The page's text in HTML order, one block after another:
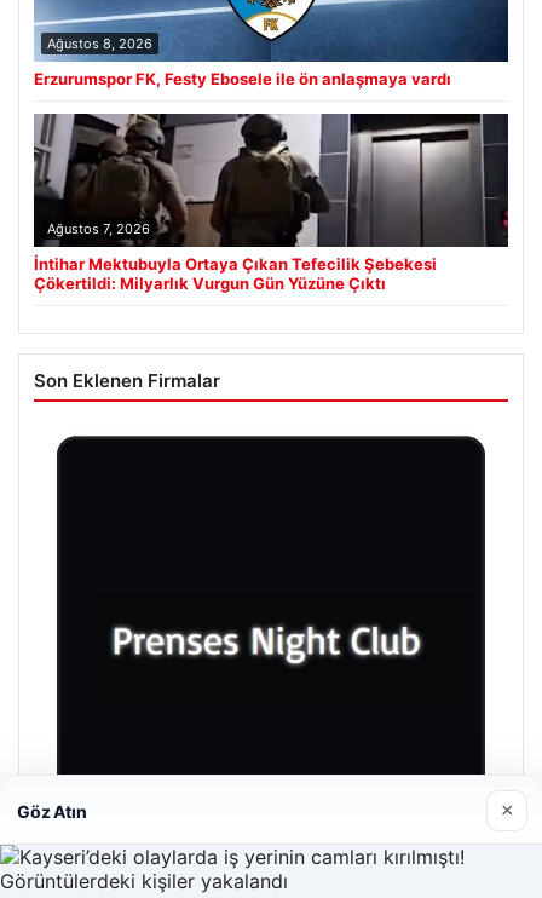
Ağustos 8, 2026
Erzurumspor FK, Festy Ebosele ile ön anlaşmaya vardı
Ağustos 7, 2026
İntihar Mektubuyla Ortaya Çıkan Tefecilik Şebekesi
Çökertildi: Milyarlık Vurgun Gün Yüzüne Çıktı
Son Eklenen Firmalar
Göz Atın ×